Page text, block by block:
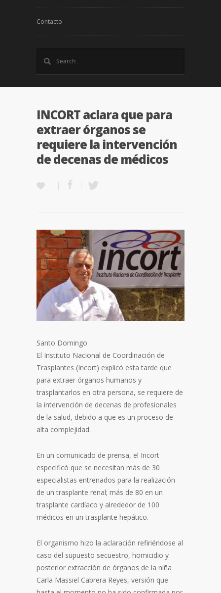
Contacto
INCORT aclara que para
extraer órganos se
requiere la intervención
de decenas de médicos
Santo Domingo
El Instituto Nacional de Coordinación de
Trasplantes (Incort) explicó esta tarde que
para extraer órganos humanos y
trasplantarlos en otra persona, se requiere de
la intervención de decenas de profesionales
de la salud, debido a que es un proceso de
alta complejidad.
En un comunicado de prensa, el Incort
especificó que se necesitan más de 30
especialistas entrenados para la realización
de un trasplante renal; más de 80 en un
trasplante cardíaco y alrededor de 100
médicos en un trasplante hepático.
El organismo hizo la aclaración refiriéndose al
caso del supuesto secuestro, homicidio y
posterior extracción de órganos de la niña
Carla Massiel Cabrera Reyes, versión que